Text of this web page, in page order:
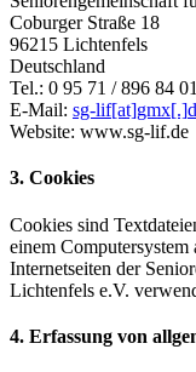
Coburger Straße 18
96215 Lichtenfels
Deutschland
Tel.: 0 95 71 / 896 84 01
E-Mail: sg-lif[at]gmx[.]
Website: www.sg-lif.de
3. Cookies
Cookies sind
einem
Internetseiten der
Lichtenfels e.V.
4. Erfassung von